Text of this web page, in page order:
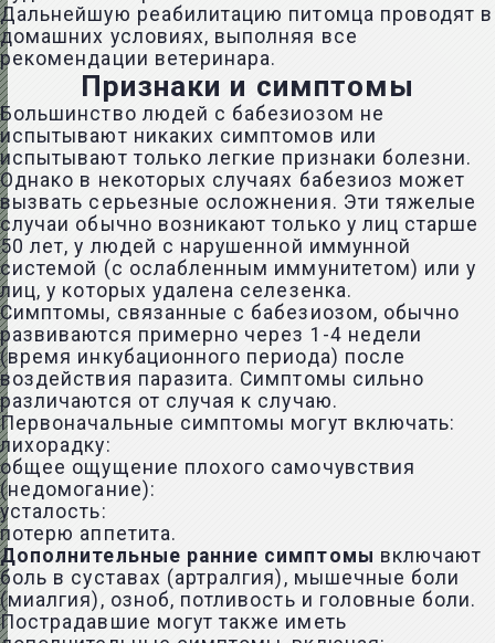
Дальнейшую реабилитацию питомца проводят в
домашних условиях, выполняя все
рекомендации ветеринара.
Признаки и симптомы
Большинство людей с бабезиозом не
испытывают никаких симптомов или
испытывают только легкие признаки болезни.
Однако в некоторых случаях бабезиоз может
вызвать серьезные осложнения. Эти тяжелые
случаи обычно возникают только у лиц старше
50 лет, у людей с нарушенной иммунной
системой (с ослабленным иммунитетом) или у
лиц, у которых удалена селезенка.
Симптомы, связанные с бабезиозом, обычно
развиваются примерно через 1-4 недели
(время инкубационного периода) после
воздействия паразита. Симптомы сильно
различаются от случая к случаю.
Первоначальные симптомы могут включать:
лихорадку:
общее ощущение плохого самочувствия
(недомогание):
усталость:
потерю аппетита.
Дополнительные ранние симптомы включают
боль в суставах (артралгия), мышечные боли
(миалгия), озноб, потливость и головные боли.
Пострадавшие могут также иметь